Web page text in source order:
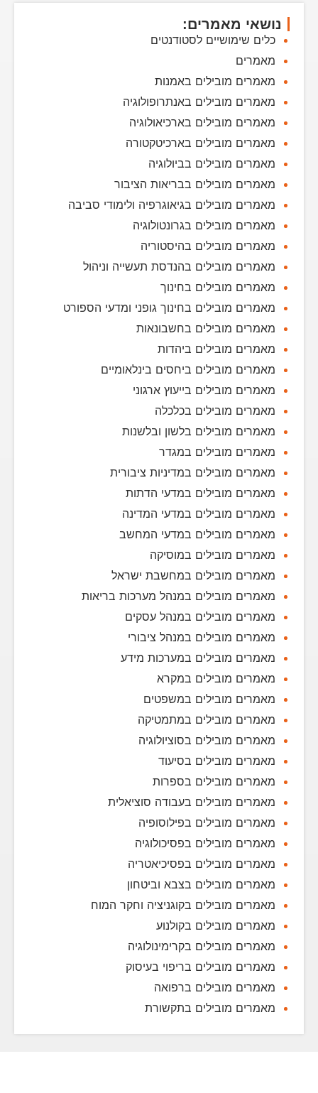
נושאי מאמרים:
כלים שימושיים לסטודנטים
מאמרים
מאמרים מובילים באמנות
מאמרים מובילים באנתרופולוגיה
מאמרים מובילים בארכיאולוגיה
מאמרים מובילים בארכיטקטורה
מאמרים מובילים בביולוגיה
מאמרים מובילים בבריאות הציבור
מאמרים מובילים בגיאוגרפיה ולימודי סביבה
מאמרים מובילים בגרונטולוגיה
מאמרים מובילים בהיסטוריה
מאמרים מובילים בהנדסת תעשייה וניהול
מאמרים מובילים בחינוך
מאמרים מובילים בחינוך גופני ומדעי הספורט
מאמרים מובילים בחשבונאות
מאמרים מובילים ביהדות
מאמרים מובילים ביחסים בינלאומיים
מאמרים מובילים בייעוץ ארגוני
מאמרים מובילים בכלכלה
מאמרים מובילים בלשון ובלשנות
מאמרים מובילים במגדר
מאמרים מובילים במדיניות ציבורית
מאמרים מובילים במדעי הדתות
מאמרים מובילים במדעי המדינה
מאמרים מובילים במדעי המחשב
מאמרים מובילים במוסיקה
מאמרים מובילים במחשבת ישראל
מאמרים מובילים במנהל מערכות בריאות
מאמרים מובילים במנהל עסקים
מאמרים מובילים במנהל ציבורי
מאמרים מובילים במערכות מידע
מאמרים מובילים במקרא
מאמרים מובילים במשפטים
מאמרים מובילים במתמטיקה
מאמרים מובילים בסוציולוגיה
מאמרים מובילים בסיעוד
מאמרים מובילים בספרות
מאמרים מובילים בעבודה סוציאלית
מאמרים מובילים בפילוסופיה
מאמרים מובילים בפסיכולוגיה
מאמרים מובילים בפסיכיאטריה
מאמרים מובילים בצבא וביטחון
מאמרים מובילים בקוגניציה וחקר המוח
מאמרים מובילים בקולנוע
מאמרים מובילים בקרימינולוגיה
מאמרים מובילים בריפוי בעיסוק
מאמרים מובילים ברפואה
מאמרים מובילים בתקשורת